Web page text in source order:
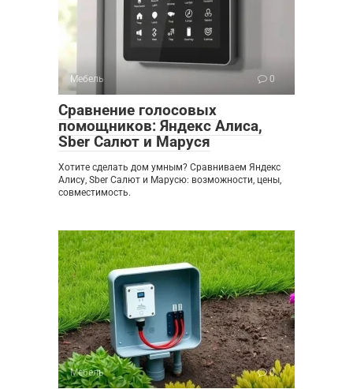
Мебель 0
Сравнение голосовых
помощников: Яндекс Алиса,
Sber Салют и Маруся
Хотите сделать дом умным? Сравниваем Яндекс
Алису, Sber Салют и Марусю: возможности, цены,
совместимость.
Мебель 0